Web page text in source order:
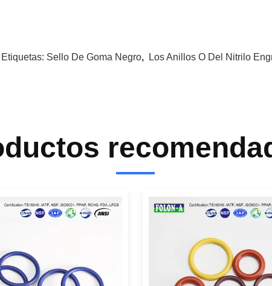
Etiquetas: Sello De Goma Negro, Los Anillos O Del Nitrilo